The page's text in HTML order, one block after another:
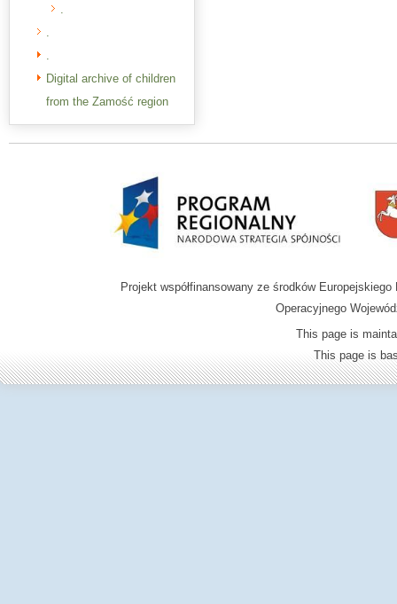
.
.
.
Digital archive of children
from the Zamość region
Projekt współfinansowany ze środków
Operacyjnego
This page is
This page is